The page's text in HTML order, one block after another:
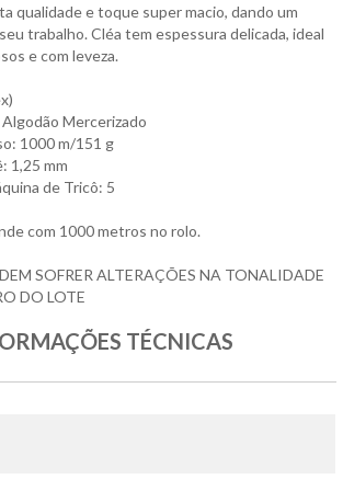
qualidade e toque super macio, dando um
trabalho. Cléa tem espessura delicada, ideal
e com leveza.
Mercerizado
1000 m/151 g
1,25 mm
de Tricô: 5
com 1000 metros no rolo.
SOFRER ALTERAÇÕES NA TONALIDADE
DO LOTE
TÉCNICAS